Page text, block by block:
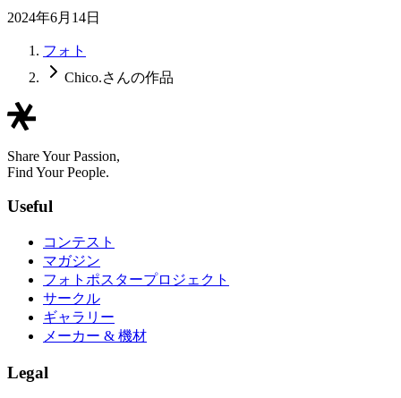
2024年6月14日
フォト
Chico.さんの作品
Share Your Passion,
Find Your People.
Useful
コンテスト
マガジン
フォトポスタープロジェクト
サークル
ギャラリー
メーカー & 機材
Legal